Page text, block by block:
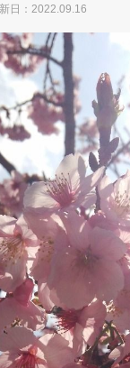
日：2022.09.16